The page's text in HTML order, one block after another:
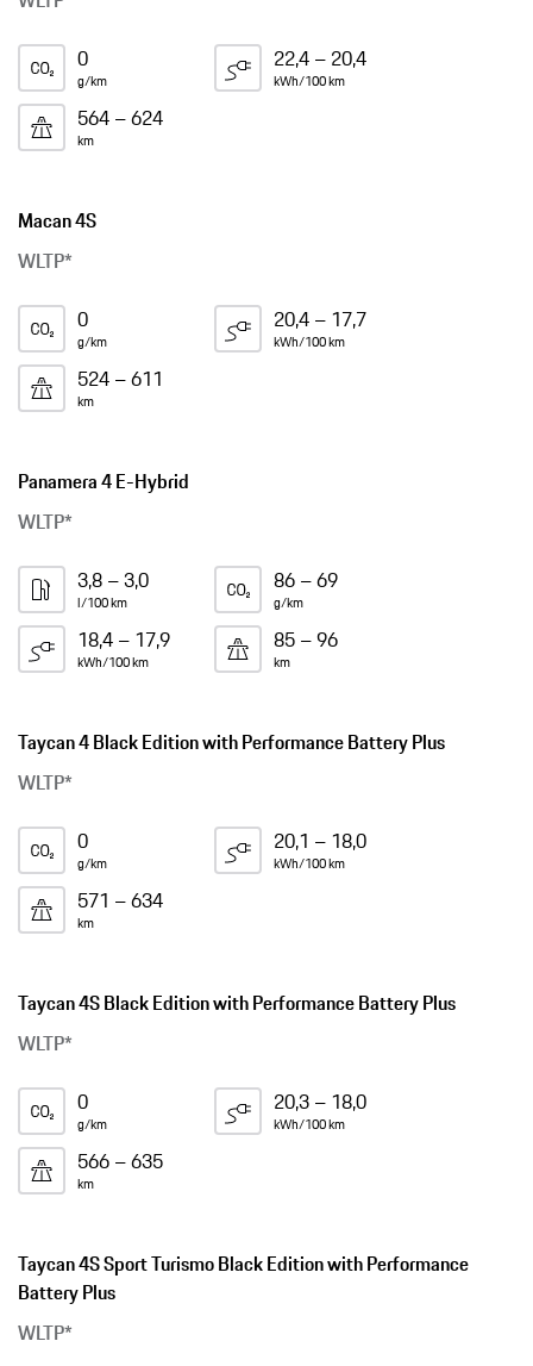
0
g/km
22,4 – 20,4
kWh/100 km
564 – 624
km
Macan 4S
WLTP*
0
g/km
20,4 – 17,7
kWh/100 km
524 – 611
km
Panamera 4 E-Hybrid
WLTP*
3,8 – 3,0
l/100 km
86 – 69
g/km
18,4 – 17,9
kWh/100 km
85 – 96
km
Taycan 4 Black Edition with Performance Battery Plus
WLTP*
0
g/km
20,1 – 18,0
kWh/100 km
571 – 634
km
Taycan 4S Black Edition with Performance Battery Plus
WLTP*
0
g/km
20,3 – 18,0
kWh/100 km
566 – 635
km
Taycan 4S Sport Turismo Black Edition with Performance
Battery Plus
WLTP*